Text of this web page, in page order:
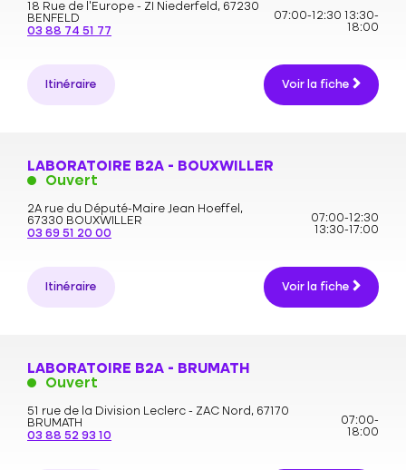
18 Rue de l'Europe - ZI Niederfeld, 67230
BENFELD
03 88 74 51 77
07:00-12:30
13:30-
18:00
Itinéraire Voir la fiche
LABORATOIRE B2A - BOUXWILLER
Ouvert
2A rue du Député-Maire Jean Hoeffel,
67330 BOUXWILLER
03 69 51 20 00
07:00-12:30
13:30-17:00
Itinéraire Voir la fiche
LABORATOIRE B2A - BRUMATH
Ouvert
51 rue de la Division Leclerc - ZAC Nord, 67170
BRUMATH
03 88 52 93 10
07:00-
18:00